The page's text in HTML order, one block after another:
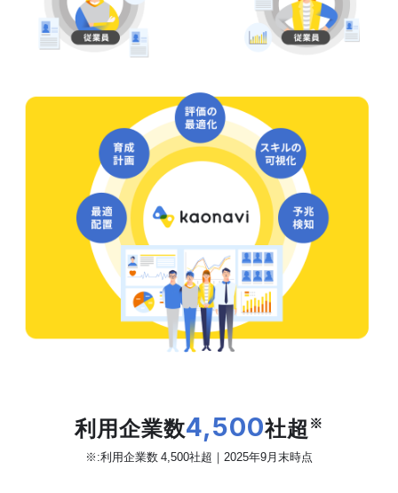
利用企業数4,500社超 ※
※:利用企業数 4,500社超｜2025年9月末時点